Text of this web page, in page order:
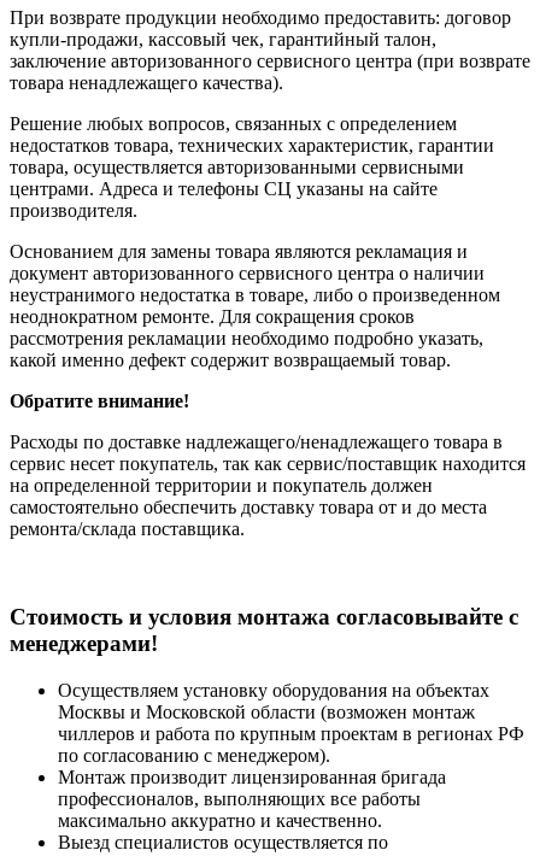
При возврате продукции необходимо предоставить: договор
купли-продажи, кассовый чек, гарантийный талон,
заключение авторизованного сервисного центра (при возврате
товара ненадлежащего качества).
Решение любых вопросов, связанных с определением
недостатков товара, технических характеристик, гарантии
товара, осуществляется авторизованными сервисными
центрами. Адреса и телефоны СЦ указаны на сайте
производителя.
Основанием для замены товара являются рекламация и
документ авторизованного сервисного центра о наличии
неустранимого недостатка в товаре, либо о произведенном
неоднократном ремонте. Для сокращения сроков
рассмотрения рекламации необходимо подробно указать,
какой именно дефект содержит возвращаемый товар.
Обратите внимание!
Расходы по доставке надлежащего/ненадлежащего товара в
сервис несет покупатель, так как сервис/поставщик находится
на определенной территории и покупатель должен
самостоятельно обеспечить доставку товара от и до места
ремонта/склада поставщика.
Cтоимость и условия монтажа согласовывайте с
менеджерами!
Осуществляем установку оборудования на объектах
Москвы и Московской области (возможен монтаж
чиллеров и работа по крупным проектам в регионах РФ
по согласованию с менеджером).
Монтаж производит лицензированная бригада
профессионалов, выполняющих все работы
максимально аккуратно и качественно.
Выезд специалистов осуществляется по